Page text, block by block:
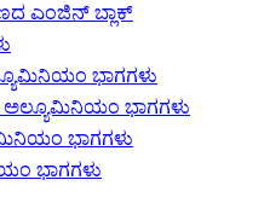
ಎಂಜಿನ್ ಬ್ಲಾಕ್
ಭಾಗಗಳು
ಅಲ್ಯೂಮಿನಿಯಂ ಭಾಗಗಳು
ಭಾಗಗಳು
ಭಾಗಗಳು